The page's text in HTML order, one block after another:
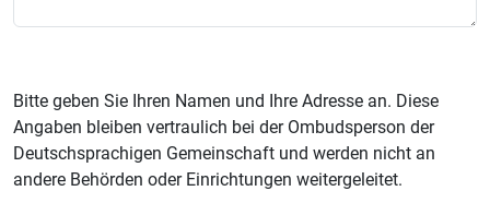
Bitte geben Sie Ihren Namen und Ihre Adresse an. Diese
Angaben bleiben vertraulich bei der Ombudsperson der
Deutschsprachigen Gemeinschaft und werden nicht an
andere Behörden oder Einrichtungen weitergeleitet.